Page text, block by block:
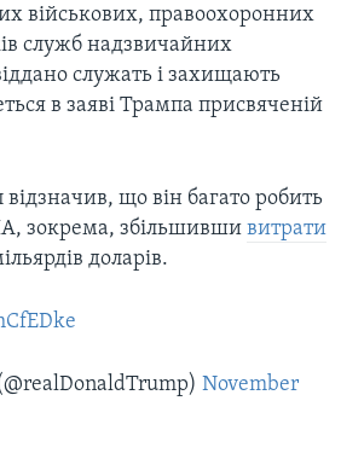
військових, правоохоронних
служб надзвичайних
служать і захищають
в заяві Трампа присвяченій
відзначив, що він багато робить
зокрема, збільшивши витрати
доларів.
November